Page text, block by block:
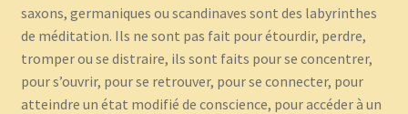
saxons, germaniques ou scandinaves sont des labyrinthes
de méditation. Ils ne sont pas fait pour étourdir, perdre,
tromper ou se distraire, ils sont faits pour se concentrer,
pour s’ouvrir, pour se retrouver, pour se connecter, pour
atteindre un état modifié de conscience, pour accéder à un